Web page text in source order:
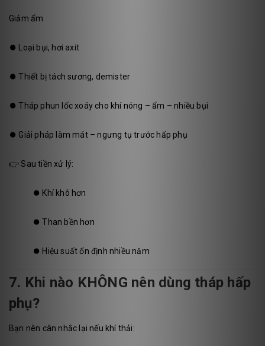
Giảm ẩm
⏺️ Loại bụi, hơi axit
⏺️Thiết bị tách sương, demister
⏺️Tháp phun lốc xoáy cho khí nóng – ẩm – nhiều bụi
⏺️ Giải pháp làm mát – ngưng tụ trước hấp phụ
👉 Sau tiền xử lý:
⏺️ Khí khô hơn
⏺️Than bền hơn
⏺️ Hiệu suất ổn định nhiều năm
7. Khi nào KHÔNG nên dùng tháp hấp
phụ?
Bạn nên cân nhắc lại nếu khí thải: